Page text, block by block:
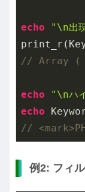
echo "\n出
// Array (
echo "\nハ
echo
//
例2: フィ